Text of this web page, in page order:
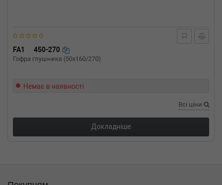
FA1 450-270
Гофра глушника (50x160/270)
Немає в наявності
Всі ціни
Докладніше